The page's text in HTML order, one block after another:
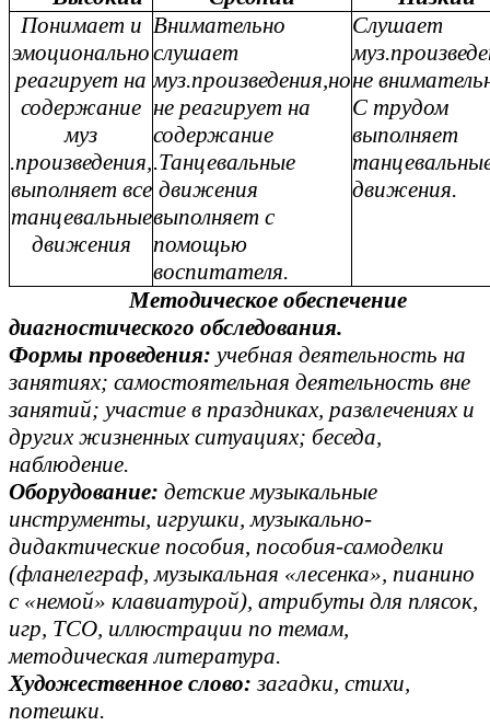
Понимает и
эмоционально
реагирует на
содержание
муз
.произведения,
выполняет все
танцевальные
движения
Внимательно
слушает
муз.произведения,но
не реагирует на
содержание
.Танцевальные
движения
выполняет с
помощью
воспитателя.
Слушает
не
С трудом
выполняет
движения.
Методическое обеспечение
диагностического обследования.
Формы проведения: учебная деятельность на
занятиях; самостоятельная деятельность вне
занятий; участие в праздниках, развлечениях и
других жизненных ситуациях; беседа,
наблюдение.
Оборудование: детские музыкальные
инструменты, игрушки, музыкально-
дидактические пособия, пособия-самоделки
(фланелеграф, музыкальная «лесенка», пианино
с «немой» клавиатурой), атрибуты для плясок,
игр, ТСО, иллюстрации по темам,
методическая литература.
Художественное слово:загадки, стихи,
потешки.